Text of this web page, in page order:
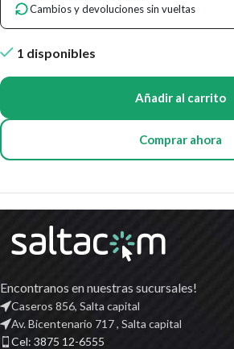
Cambios y devoluciones sin vueltas
1 disponibles
Añadir al carrito
Comprar ahora
Encontranos en nuestras sucursales!
Caseros 856, Salta capital
Av. Bicentenario 717 , Salta capital
Cel: 3875 12-6555